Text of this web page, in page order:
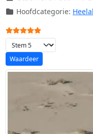
Hoofdcategorie:
Gebruikerswaardering:
Voeg waardering toe